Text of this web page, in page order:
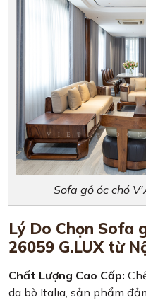
Sofa gỗ óc chó
Lý Do Chọn Sofa
26059 G.LUX từ
Chất Lượng Cao Cấp:
da bò Italia, sản phẩm